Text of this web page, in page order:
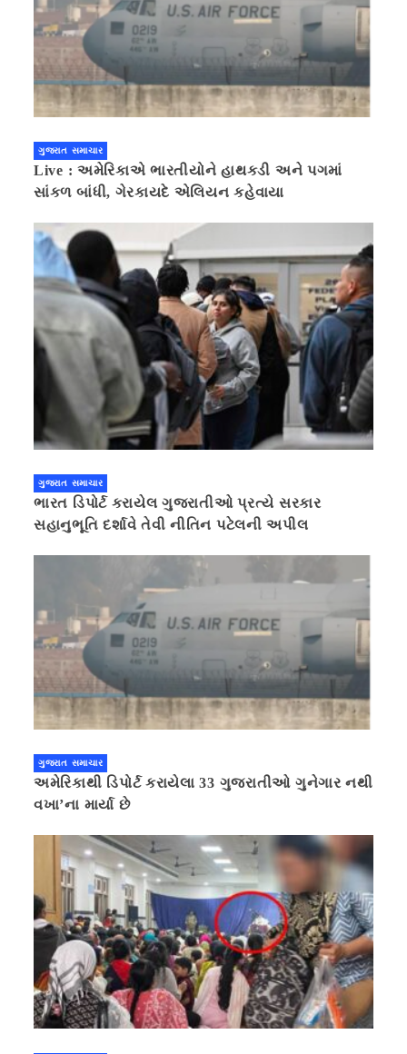
ગુજરાત સમાચાર
Live : અમેરિકાએ ભારતીયોને હાથકડી અને પગમાં
સાંકળ બાંધી, ગેરકાયદે એલિયન કહેવાયા
ગુજરાત સમાચાર
ભારત ડિપોર્ટ કરાયેલ ગુજરાતીઓ પ્રત્યે સરકાર
સહાનુભૂતિ દર્શાવે તેવી નીતિન પટેલની અપીલ
ગુજરાત સમાચાર
અમેરિકાથી ડિપોર્ટ કરાયેલા 33 ગુજરાતીઓ ગુનેગાર નથી
વખા’ના માર્યા છે